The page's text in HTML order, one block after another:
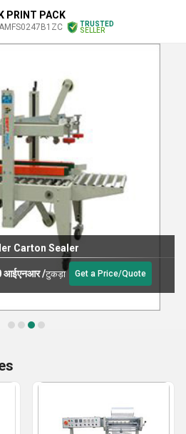
PRINT PACK
TRUSTED
SELLER
Carton Sealer
आईएनआर/टुकड़ा Get a Price/Quote